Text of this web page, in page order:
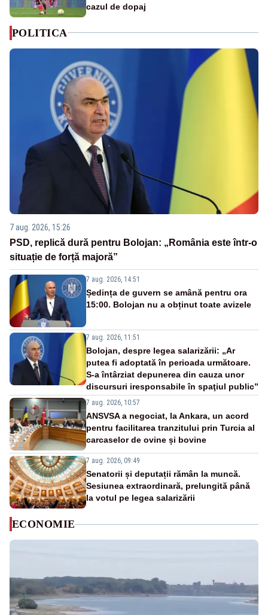
cazul de dopaj
POLITICA
7 aug. 2026, 15:26
PSD, replică dură pentru Bolojan: „România este într-o
situație de forță majoră”
7 aug. 2026, 14:51
Ședința de guvern se amână pentru ora
15:00. Bolojan nu a obținut toate avizele
7 aug. 2026, 11:51
Bolojan, despre legea salarizării: „Ar
putea fi adoptată în perioada următoare.
S-a întârziat depunerea din cauza unor
discursuri iresponsabile în spaţiul public”
7 aug. 2026, 10:57
ANSVSA a negociat, la Ankara, un acord
pentru facilitarea tranzitului prin Turcia al
carcaselor de ovine și bovine
7 aug. 2026, 09:49
Senatorii și deputații rămân la muncă.
Sesiunea extraordinară, prelungită până
la votul pe legea salarizării
ECONOMIE